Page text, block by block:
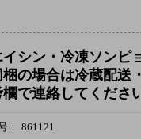
イシン・冷凍ソンピ
梱の場合は冷蔵配送
で連絡してくださ
： 861121